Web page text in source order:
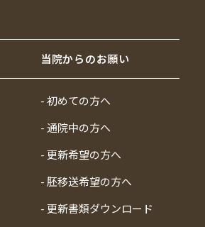
当院からのお願い
- 初めての方へ
- 通院中の方へ
- 更新希望の方へ
- 胚移送希望の方へ
- 更新書類ダウンロード